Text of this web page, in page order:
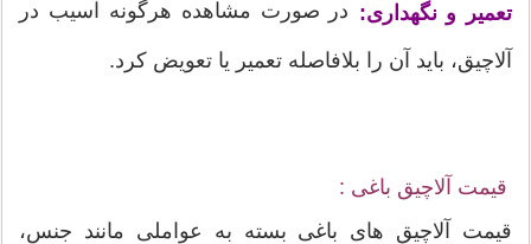
تعمیر و نگهداری: در صورت مشاهده هرگونه آسیب در
آلاچیق، باید آن را بلافاصله تعمیر یا تعویض کرد.
قیمت آلاچیق باغی :
قیمت آلاچیق های باغی بسته به عواملی مانند جنس،